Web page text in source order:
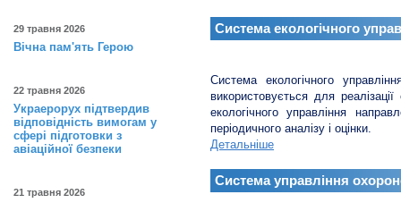
29 травня 2026
Вічна пам'ять Герою
22 травня 2026
Украерорух підтвердив
відповідність вимогам у
сфері підготовки з
авіаційної безпеки
21 травня 2026
Система екологічного
Система екологічного
використовується для
екологічного управління
періодичного аналізу і оцінки.
Детальніше
Система управління